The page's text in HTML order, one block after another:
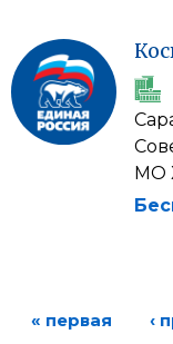
МО
« первая ‹